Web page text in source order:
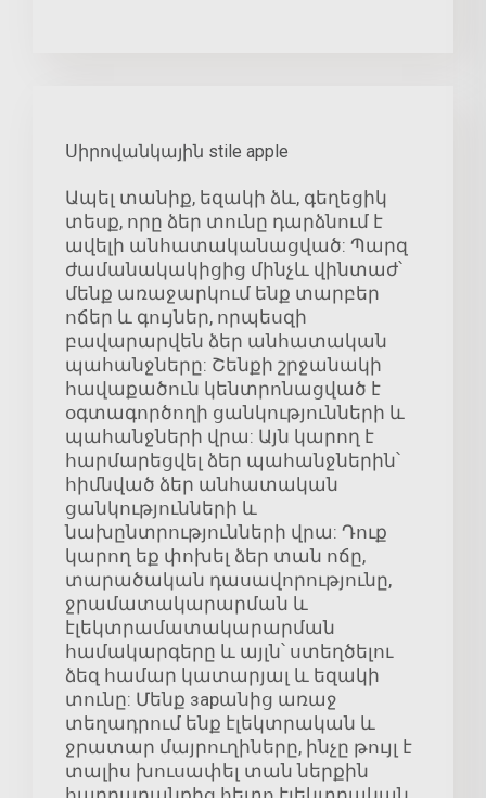
Սիրովանկային stile apple
Ապել տանիք, եզակի ձև, գեղեցիկ
տեսք, որը ձեր տունը դարձնում է
ավելի անհատականացված: Պարզ
ժամանակակիցից մինչև վինտաժ՝
մենք առաջարկում ենք տարբեր
ոճեր և գույներ, որպեսզի
բավարարվեն ձեր անհատական
պահանջները: Շենքի շրջանակի
հավաքածուն կենտրոնացված է
օգտագործողի ցանկությունների և
պահանջների վրա: Այն կարող է
հարմարեցվել ձեր պահանջներին՝
հիմնված ձեր անհատական
ցանկությունների և
նախընտրությունների վրա: Դուք
կարող եք փոխել ձեր տան ոճը,
տարածական դասավորությունը,
ջրամատակարարման և
էլեկտրամատակարարման
համակարգերը և այլն՝ ստեղծելու
ձեզ համար կատարյալ և եզակի
տունը: Մենք зарանից առաջ
տեղադրում ենք էլեկտրական և
ջրատար մայրուղիները, ինչը թույլ է
տալիս խուսափել տան ներքին